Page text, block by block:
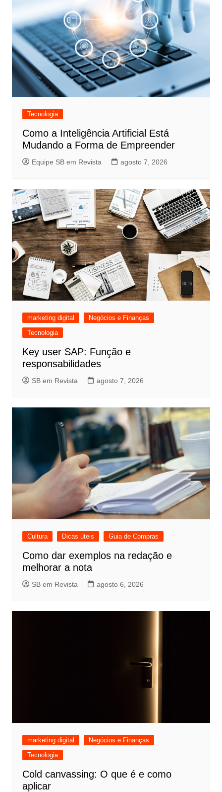
Tecnologia
Como a Inteligência Artificial Está
Mudando a Forma de Empreender
Equipe SB em Revista agosto 7, 2026
marketing digital
Negócios e Finanças
Tecnologia
Key user SAP: Função e
responsabilidades
SB em Revista agosto 7, 2026
Cultura Dicas úteis Guia de Compras
Como dar exemplos na redação e
melhorar a nota
SB em Revista agosto 6, 2026
marketing digital
Negócios e Finanças
Tecnologia
Cold canvassing: O que é e como
aplicar